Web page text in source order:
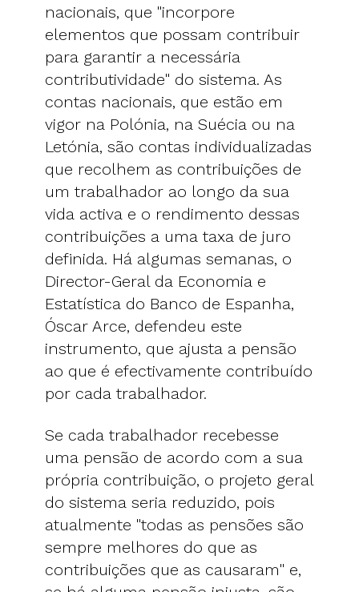
nacionais, que "incorpore
elementos que possam contribuir
para garantir a necessária
contributividade" do sistema. As
contas nacionais, que estão em
vigor na Polónia, na Suécia ou na
Letónia, são contas individualizadas
que recolhem as contribuições de
um trabalhador ao longo da sua
vida activa e o rendimento dessas
contribuições a uma taxa de juro
definida. Há algumas semanas, o
Director-Geral da Economia e
Estatística do Banco de Espanha,
Óscar Arce, defendeu este
instrumento, que ajusta a pensão
ao que é efectivamente contribuído
por cada trabalhador.
Se cada trabalhador recebesse
uma pensão de acordo com a sua
própria contribuição, o projeto geral
do sistema seria reduzido, pois
atualmente "todas as pensões são
sempre melhores do que as
contribuições que as causaram" e,